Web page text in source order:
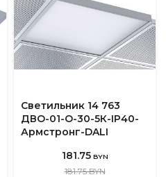
Светильник 14 763
ДВО-01-О-30-5К-IP40-
Армстронг-DALI
181.75 BYN
181.75 BYN